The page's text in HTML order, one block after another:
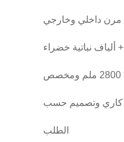
مرن داخلي وخارجي
ألياف نباتية خضراء
ومخصص
كاري وتصميم حسب
الطلب